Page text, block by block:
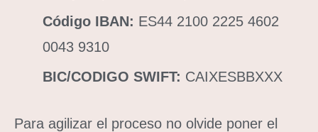
Código IBAN: ES44 2100 2225 4602
0043 9310
BIC/CODIGO SWIFT: CAIXESBBXXX
Para agilizar el proceso no olvide poner el